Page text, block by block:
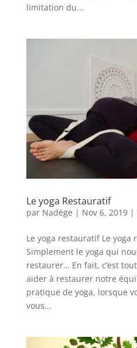
limitation du...
Le yoga Restauratif
par Nadège | Nov 6, 2019|
Le yoga restauratif Le yoga
Simplement le yoga qui
restaurer… En fait, c’est
aider à restaurer notre
pratique de yoga, lorsque
vous...